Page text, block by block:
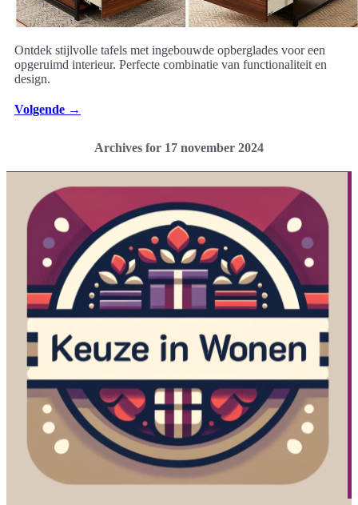
Ontdek stijlvolle tafels met ingebouwde opberglades voor een
opgeruimd interieur. Perfecte combinatie van functionaliteit en
design.
Volgende →
Archives for 17 november 2024